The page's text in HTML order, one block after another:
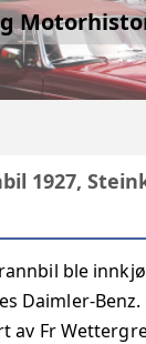
1927,
ble
Daimler-
av Fr